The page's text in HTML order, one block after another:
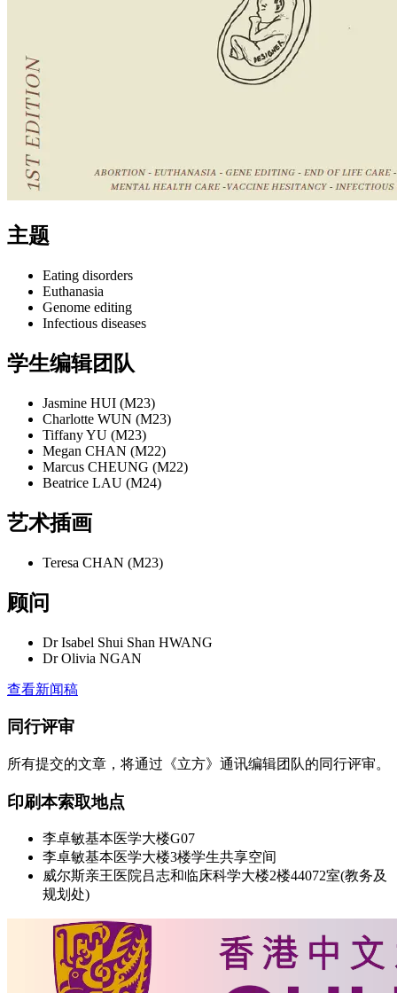
主题
Eating disorders
Euthanasia
Genome editing
Infectious diseases
学生编辑团队
Jasmine HUI (M23)
Charlotte WUN (M23)
Tiffany YU (M23)
Megan CHAN (M22)
Marcus CHEUNG (M22)
Beatrice LAU (M24)
艺术插画
Teresa CHAN (M23)
顾问
Dr Isabel Shui Shan HWANG
Dr Olivia NGAN
查看新闻稿
同行评审
所有提交的文章，将通过《立方》通讯编辑团队的同行评审。
印刷本索取地点
李卓敏基本医学大楼G07
李卓敏基本医学大楼3楼学生共享空间
威尔斯亲王医院吕志和临床科学大楼2楼44072室(教务及
规划处)